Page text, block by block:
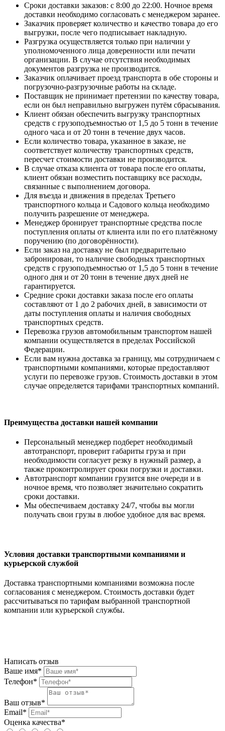
Сроки доставки заказов: с 8:00 до 22:00. Ночное время
доставки необходимо согласовать с менеджером заранее.
Заказчик проверяет количество и качество товара до его
выгрузки, после чего подписывает накладную.
Разгрузка осуществляется только при наличии у
уполномоченного лица доверенности или печати
организации. В случае отсутствия необходимых
документов разгрузка не производится.
Заказчик оплачивает проезд транспорта в обе стороны и
погрузочно-разгрузочные работы на складе.
Поставщик не принимает претензии по качеству товара,
если он был неправильно выгружен путём сбрасывания.
Клиент обязан обеспечить выгрузку транспортных
средств с грузоподъемностью от 1,5 до 5 тонн в течение
одного часа и от 20 тонн в течение двух часов.
Если количество товара, указанное в заказе, не
соответствует количеству транспортных средств,
пересчет стоимости доставки не производится.
В случае отказа клиента от товара после его оплаты,
клиент обязан возместить поставщику все расходы,
связанные с выполнением договора.
Для въезда и движения в пределах Третьего
транспортного кольца и Садового кольца необходимо
получить разрешение от менеджера.
Менеджер бронирует транспортные средства после
поступления оплаты от клиента или по его платёжному
поручению (по договорённости).
Если заказ на доставку не был предварительно
забронирован, то наличие свободных транспортных
средств с грузоподъемностью от 1,5 до 5 тонн в течение
одного дня и от 20 тонн в течение двух дней не
гарантируется.
Средние сроки доставки заказа после его оплаты
составляют от 1 до 2 рабочих дней, в зависимости от
даты поступления оплаты и наличия свободных
транспортных средств.
Перевозка грузов автомобильным транспортом нашей
компании осуществляется в пределах Российской
Федерации.
Если вам нужна доставка за границу, мы сотрудничаем с
транспортными компаниями, которые предоставляют
услуги по перевозке грузов. Стоимость доставки в этом
случае определяется тарифами транспортных компаний.
Преимущества доставки нашей компании
Персональный менеджер подберет необходимый
автотранспорт, проверит габариты груза и при
необходимости согласует резку в нужный размер, а
также проконтролирует сроки погрузки и доставки.
Автотранспорт компании грузится вне очереди и в
ночное время, что позволяет значительно сократить
сроки доставки.
Мы обеспечиваем доставку 24/7, чтобы вы могли
получать свои грузы в любое удобное для вас время.
Условия доставки транспортными компаниями и
курьерской службой
Доставка транспортными компаниями возможна после
согласования с менеджером. Стоимость доставки будет
рассчитываться по тарифам выбранной транспортной
компании или курьерской службы.
Написать отзыв
Ваше имя*
Телефон*
Ваш отзыв*
Email*
Оценка качества*